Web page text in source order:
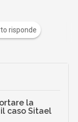
risponde
la
caso Sitael